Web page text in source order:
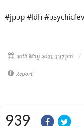
#jpop #ldh
20th May 2023, 3:47 pm
Report
939